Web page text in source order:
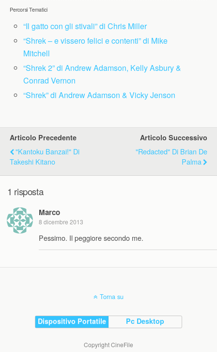
Percorsi Tematici
“Il gatto con gli stivali” di Chris Miller
“Shrek – e vissero felici e contenti” di Mike
Mitchell
“Shrek 2” di Andrew Adamson, Kelly Asbury &
Conrad Vernon
“Shrek” di Andrew Adamson & Vicky Jenson
Articolo Precedente
"Kantoku Banzai!" Di
Takeshi Kitano
Articolo Successivo
"Redacted" Di Brian De
Palma
1 risposta
Marco
8 dicembre 2013
Pessimo. Il peggiore secondo me.
Torna su
Dispositivo Portatile Pc Desktop
Copyright CineFile